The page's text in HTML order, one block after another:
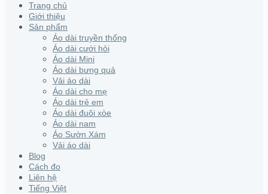
Trang chủ
Giới thiệu
Sản phẩm
Áo dài truyền thống
Áo dài cưới hỏi
Áo dài Mini
Áo dài bưng quả
Vải áo dài
Áo dài cho mẹ
Áo dài trẻ em
Áo dài đuôi xòe
Áo dài nam
Áo Sườn Xám
Vải áo dài
Blog
Cách đo
Liên hệ
Tiếng Việt